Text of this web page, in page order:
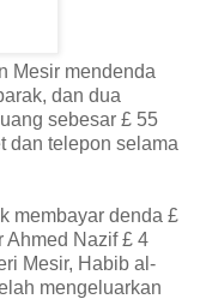
Mesir mendenda
dan dua
sebesar £ 55
dan telepon selama
membayar denda £
Ahmed Nazif £ 4
Mesir, Habib al-
mengeluarkan